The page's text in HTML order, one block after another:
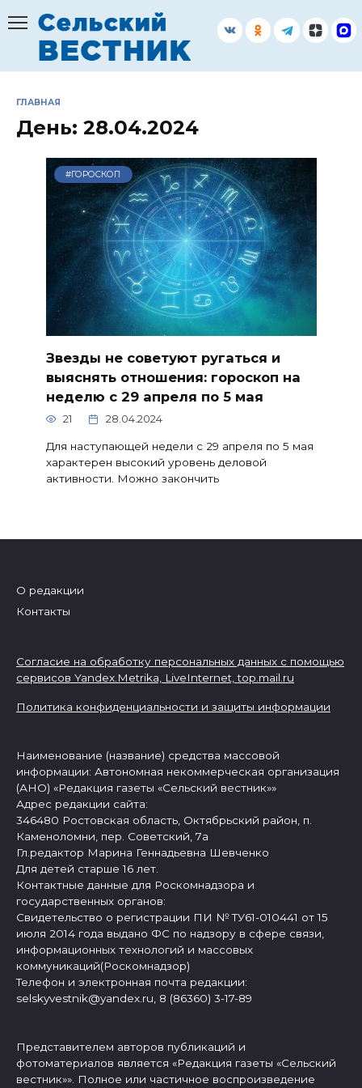
содержанию
ГЛАВНАЯ
День: 28.04.2024
#ГОРОСКОП
Звезды не советуют ругаться и
выяснять отношения: гороскоп на
неделю с 29 апреля по 5 мая
21 28.04.2024
Для наступающей недели с 29 апреля по 5 мая
характерен высокий уровень деловой
активности. Можно закончить
О редакции
Контакты
Согласие на обработку персональных данных с помощью
сервисов Yandex.Metrika, LiveInternet,top.mail.ru
Политика конфиденциальности и защиты информации
Наименование (название) средства массовой
информации: Автономная некоммерческая организация
(АНО) «Редакция газеты «Сельский вестник»»
Адрес редакции сайта:
346480 Ростовская область, Октябрьский район, п.
Каменоломни, пер. Советский, 7а
Гл.редактор Марина Геннадьевна Шевченко
Для детей старше 16 лет.
Контактные данные для Роскомнадзора и
государственных органов:
Свидетельство о регистрации ПИ № ТУ61-010441 от 15
июля 2014 года выдано ФС по надзору в сфере связи,
информационных технологий и массовых
коммуникаций(Роскомнадзор)
Телефон и электронная почта редакции:
selskyvestnik@yandex.ru, 8 (86360) 3-17-89
Представителем авторов публикаций и
фотоматериалов является «Редакция газеты «Сельский
вестник»». Полное или частичное воспроизведение